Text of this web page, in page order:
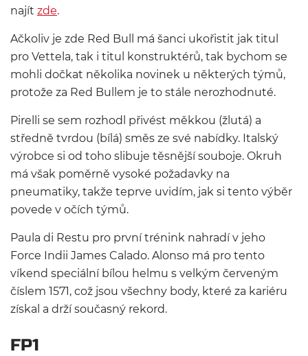
najít zde.
Ačkoliv je zde Red Bull má šanci ukořistit jak titul
pro Vettela, tak i titul konstruktérů, tak bychom se
mohli dočkat několika novinek u některých týmů,
protože za Red Bullem je to stále nerozhodnuté.
Pirelli se sem rozhodl přivést měkkou (žlutá) a
středně tvrdou (bílá) směs ze své nabídky. Italský
výrobce si od toho slibuje těsnější souboje. Okruh
má však poměrně vysoké požadavky na
pneumatiky, takže teprve uvidím, jak si tento výběr
povede v očích týmů.
Paula di Restu pro první trénink nahradí v jeho
Force Indii James Calado. Alonso má pro tento
víkend speciální bílou helmu s velkým červeným
číslem 1571, což jsou všechny body, které za kariéru
získal a drží současný rekord.
FP1